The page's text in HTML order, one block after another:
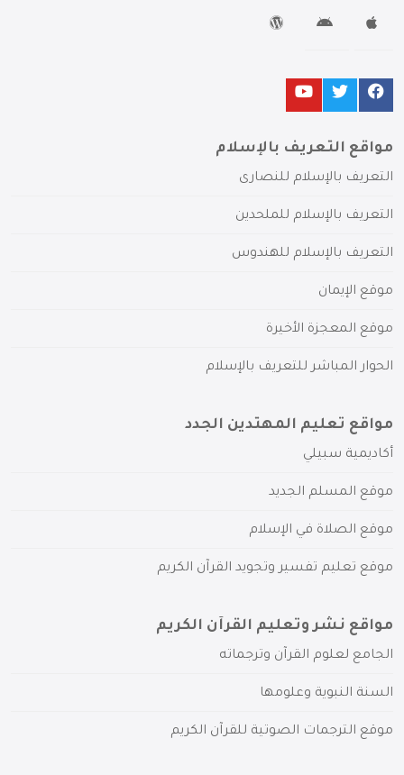
مواقع التعريف بالإسلام
التعريف بالإسلام للنصارى
التعريف بالإسلام للملحدين
التعريف بالإسلام للهندوس
موقع الإيمان
موقع المعجزة الأخيرة
الحوار المباشر للتعريف بالإسلام
مواقع تعليم المهتدين الجدد
أكاديمية سبيلي
موقع المسلم الجديد
موقع الصلاة في الإسلام
موقع تعليم تفسير وتجويد القرآن الكريم
مواقع نشر وتعليم القرآن الكريم
الجامع لعلوم القرآن وترجماته
السنة النبوية وعلومها
موقع الترجمات الصوتية للقرآن الكريم